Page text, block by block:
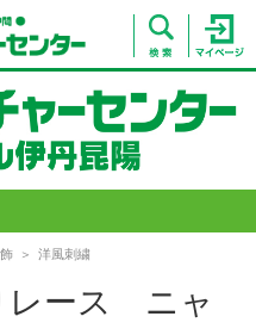
洋風刺繍
レース ニャ